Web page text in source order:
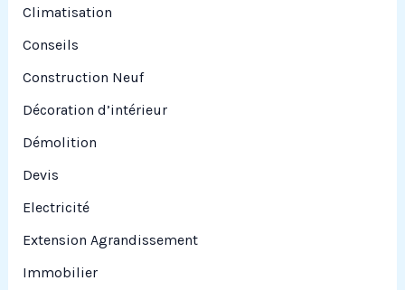
Climatisation
Conseils
Construction Neuf
Décoration d’intérieur
Démolition
Devis
Electricité
Extension Agrandissement
Immobilier